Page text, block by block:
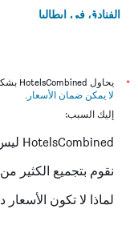
الفنادق في إيطاليا
*
يحاول HotelsCombined بشكل دائم الحصول على الأسعار الدقيقة، ولكن
لا يمكن ضمان الأسعار .
إليك السبب:
HotelsCombined ليس البائع
نقوم بتجميع الكثير
لماذا لا تكون الأسعار